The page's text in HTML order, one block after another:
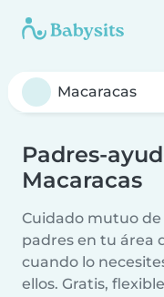
Padres-
Macaracas
Cuidado mutuo de
padres en tu área
cuando lo
ellos. Gratis,